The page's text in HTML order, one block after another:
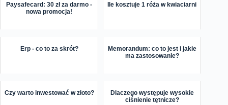
Paysafecard: 30 zł za darmo -
nowa promocja!
Ile kosztuje 1 róża w kwiaciarni
Erp - co to za skrót?
Memorandum: co to jest i jakie
ma zastosowanie?
Czy warto inwestować w złoto?
Dlaczego występuje wysokie
ciśnienie tętnicze?